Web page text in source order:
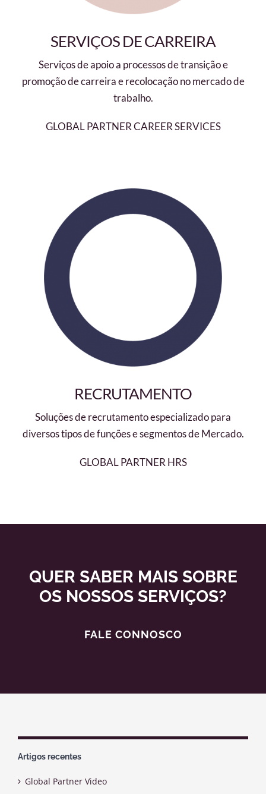
SERVIÇOS DE CARREIRA
Serviços de apoio a processos de transição e
promoção de carreira e recolocação no mercado de
trabalho.
GLOBAL PARTNER CAREER SERVICES
RECRUTAMENTO
Soluções de recrutamento especializado para
diversos tipos de funções e segmentos de Mercado.
GLOBAL PARTNER HRS
QUER SABER MAIS SOBRE
OS NOSSOS SERVIÇOS?
FALE CONNOSCO
Artigos recentes
Global Partner Video